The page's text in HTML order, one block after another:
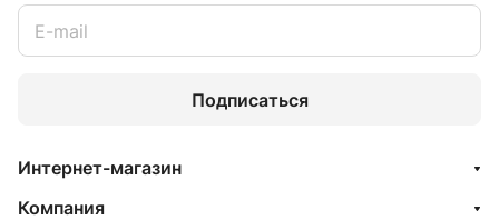
Подписаться
Интернет-магазин
Компания